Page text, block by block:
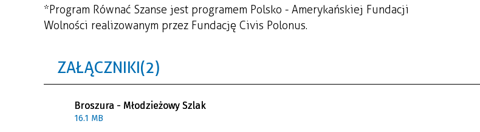
*Program Równać Szanse jest programem Polsko - Amerykańskiej Fundacji
Wolności realizowanym przez Fundację Civis Polonus.
ZAŁĄCZNIKI (2)
Broszura - Młodzieżowy Szlak
16.1 MB